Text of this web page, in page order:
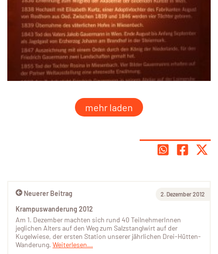
mehr laden
Neuerer Beitrag 2. Dezember 2012
Krampuswanderung 2012
Am 1. Dezember machten sich rund 40 TeilnehmerInnen
jeglichen Alters auf den Weg zum Salzstanglwirt auf der
Kugelwiese, der ersten Station unserer jährlichen Drei-Hütten-
Wanderung. Weiterlesen...